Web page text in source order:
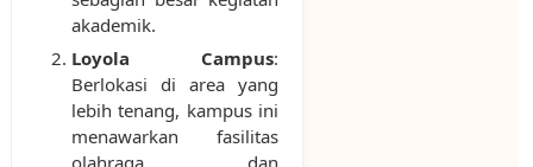
akademik.
Loyola Campus:
Berlokasi di area yang
lebih tenang, kampus ini
menawarkan fasilitas
olahraga dan